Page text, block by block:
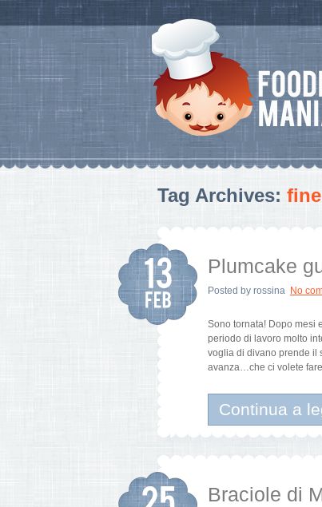
Tag Archives:
Plumcake
Posted by rossina No
Sono tornata! Dopo mesi
periodo di lavoro molto
voglia di divano prende il
avanza…che ci volete
Continua a
Braciole di